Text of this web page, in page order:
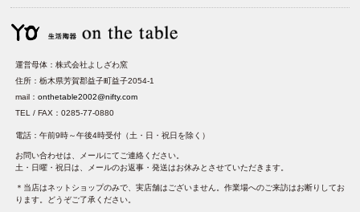
運営母体：株式会社よしざわ窯
住所：栃木県芳賀郡益子町益子2054-1
mail：onthetable2002@nifty.com
TEL / FAX：0285-77-0880
電話：午前9時～午後4時受付（土・日・祝日を除く）
お問い合わせは、メールにてご連絡ください。
土・日曜・祝日は、メールのお返事・発送はお休みとさせていただきます。
＊当店はネットショップのみで、実店舗はございません。作業場へのご来訪はお断りしてお
ります。どうぞご了承ください。